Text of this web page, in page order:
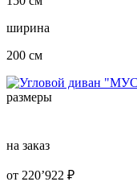
ширина
200 см
размеры
на заказ
от 220’922 ₽